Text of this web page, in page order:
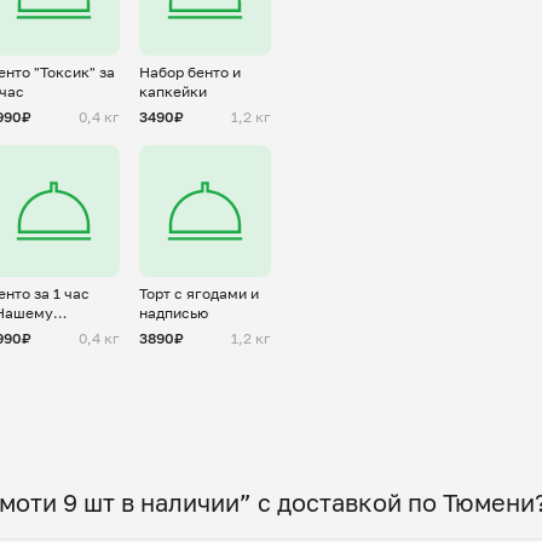
"Токсик" за
0,4 кг
Набор бенто и
капкейки
3490₽
1,2 кг
за 1 час
для
0,4 кг
Торт с ягодами и
надписью
3890₽
1,2 кг
9 шт в наличии” с доставкой по